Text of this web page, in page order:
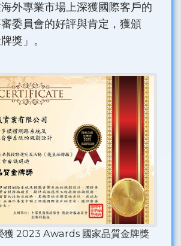
外專業市場上深獲國際客戶的
委員會的好評與肯定，獲頒
獎」。
獲 2023 Awards 國家品質金牌獎